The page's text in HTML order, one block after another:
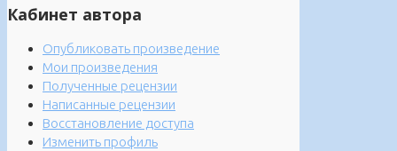
Кабинет автора
Опубликовать произведение
Мои произведения
Полученные рецензии
Написанные рецензии
Восстановление доступа
Изменить профиль